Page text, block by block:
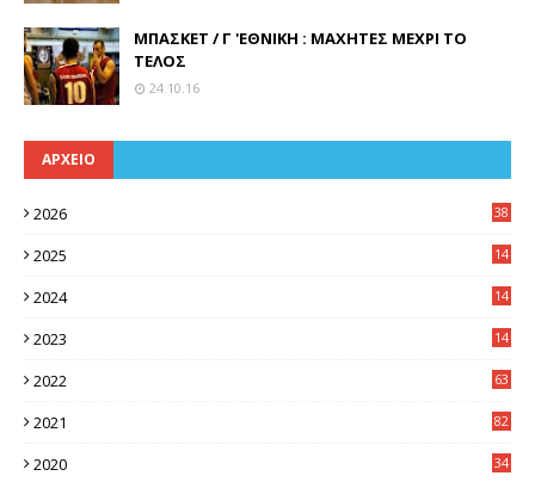
ΜΠΑΣΚΕΤ / Γ 'ΕΘΝΙΚΗ : ΜΑΧΗΤΕΣ ΜΕΧΡΙ ΤΟ
ΤΕΛΟΣ
24.10.16
ΑΡΧΕΙΟ
2026 38
2025
14
2024
14
2023
14
2022 63
2021 82
2020 34